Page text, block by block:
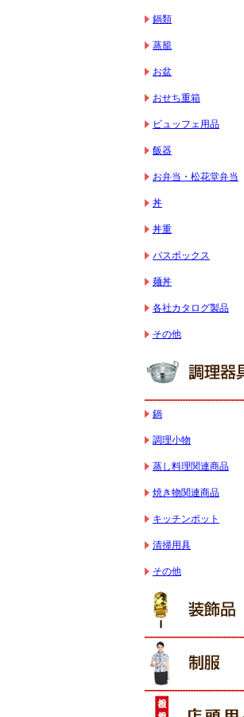
鍋類
蒸籠
お盆
おせち重箱
ビュッフェ用品
飯器
お弁当・松花堂弁当
丼
丼重
バスボックス
麺丼
各社カタログ製品
その他
鍋
調理小物
蒸し料理関連商品
焼き物関連商品
キッチンポット
清掃用具
その他